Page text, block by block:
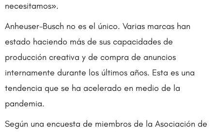
necesitamos».
Anheuser-Busch no es el único. Varias marcas han
estado haciendo más de sus capacidades de
producción creativa y de compra de anuncios
internamente durante los últimos años. Esta es una
tendencia que se ha acelerado en medio de la
pandemia.
Según una encuesta de miembros de la Asociación de